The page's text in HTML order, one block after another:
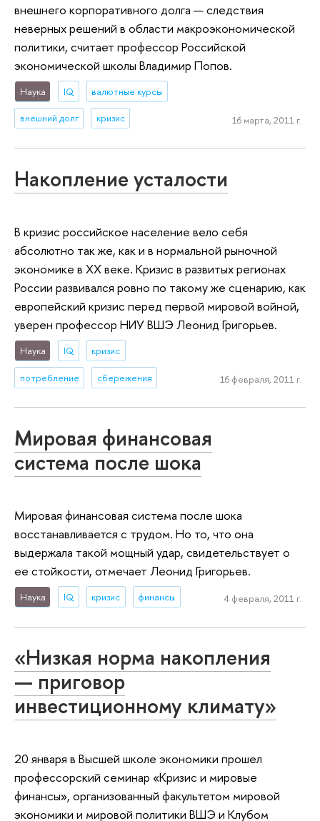
внешнего корпоративного долга — следствия
неверных решений в области макроэкономической
политики, считает профессор Российской
экономической школы Владимир Попов.
Наука IQ валютные курсы
внешний долг кризис 16 марта, 2011 г.
Накопление усталости
В кризис российское население вело себя
абсолютно так же, как и в нормальной рыночной
экономике в ХХ веке. Кризис в развитых регионах
России развивался ровно по такому же сценарию, как
европейский кризис перед первой мировой войной,
уверен профессор НИУ ВШЭ Леонид Григорьев.
Наука IQ кризис
потребление сбережения 16 февраля, 2011 г.
Мировая финансовая
система после шока
Мировая финансовая система после шока
восстанавливается с трудом. Но то, что она
выдержала такой мощный удар, свидетельствует о
ее стойкости, отмечает Леонид Григорьев.
Наука IQ кризис финансы 4 февраля, 2011 г.
«Низкая норма накопления
— приговор
инвестиционному климату»
20 января в Высшей школе экономики прошел
профессорский семинар «Кризис и мировые
финансы», организованный факультетом мировой
экономики и мировой политики ВШЭ и Клубом